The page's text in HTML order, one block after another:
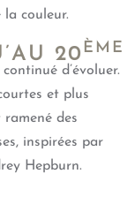
la couleur.
20 ÈME
d’évoluer.
et plus
des
inspirées par
Hepburn.